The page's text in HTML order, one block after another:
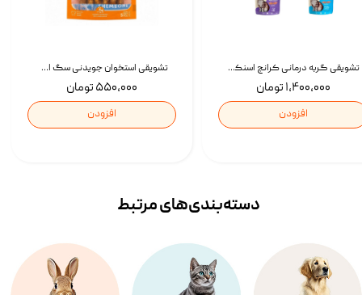
تشویقی استخوان جویدنی سگ اسنکی کرانچی با طعم مرغ Snacky Crunchy Munchy وزن 100 گرم
۵۵۰,۰۰۰ تومان
افزودن
تشویقی گربه درمانی کرانچ اسنکی با طعم میکس Snacky Crunch Cat Treats وزن 60 گرم بسته 4 عددی
۱,۴۰۰,۰۰۰ تومان
افزودن
دسته‌بندی‌‌های مرتبط